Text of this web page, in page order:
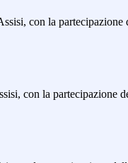
con la
con la